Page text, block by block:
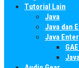
Tutorial Lain
Java
Java dan
Java